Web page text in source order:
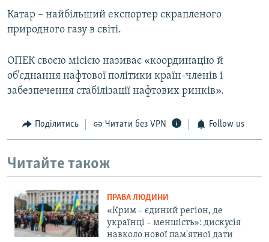
Катар – найбільший експортер скрапленого
природного газу в світі.
ОПЕК своєю місією називає «координацію й
об’єднання нафтової політики країн-членів і
забезпечення стабілізації нафтових ринків».
Поділитись Читати без VPN Follow us
Читайте також
ПРАВА ЛЮДИНИ
«Крим – єдиний регіон, де
українці – меншість»: дискусія
навколо нової пам'ятної дати